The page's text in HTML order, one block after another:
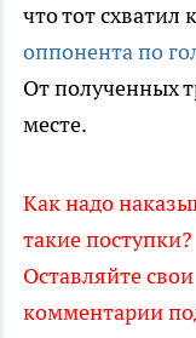
что тот схватил
оппонента по
От полученных
месте.
Как надо
такие поступки?
Оставляйте свои
комментарии